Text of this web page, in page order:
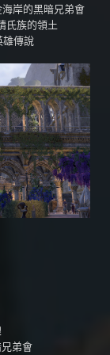
岸的黑暗兄弟會
氏族的領土
雄傳說
弟會